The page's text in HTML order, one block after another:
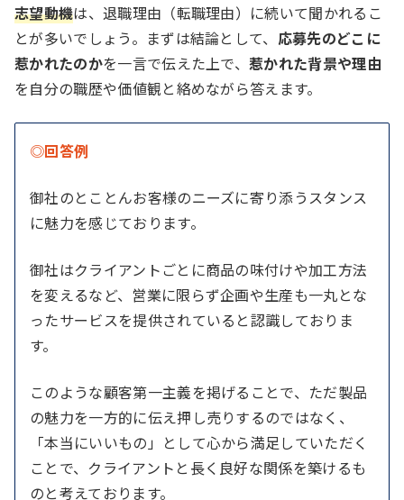
志望動機は、退職理由（転職理由）に続いて聞かれるこ
とが多いでしょう。まずは結論として、 応募先のどこに
惹かれたのかを一言で伝えた上で、惹かれた背景や理由
を自分の職歴や価値観と絡めながら答えます。
◎回答例
御社のとことんお客様のニーズに寄り添うスタンス
に魅力を感じております。
御社はクライアントごとに商品の味付けや加工方法
を変えるなど、営業に限らず企画や生産も一丸とな
ったサービスを提供されていると認識しておりま
す。
このような顧客第一主義を掲げることで、ただ製品
の魅力を一方的に伝え押し売りするのではなく、
「本当にいいもの」として心から満足していただく
ことで、クライアントと長く良好な関係を築けるも
のと考えております。